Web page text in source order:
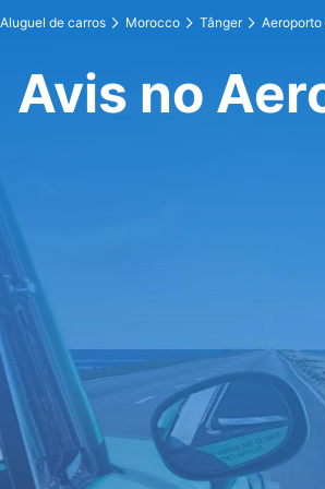
Aluguel de carros Morocco Tânger Aeroporto
Avis no